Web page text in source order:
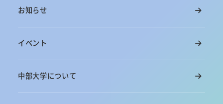
お知らせ
イベント
中部大学について